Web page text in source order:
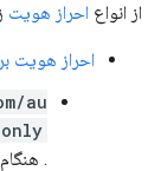
از انواع احراز هویت
احراز هویت
au
.